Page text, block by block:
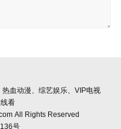
血动漫、综艺娱乐、VIP电视
看
All Rights Reserved
号